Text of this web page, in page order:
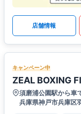
店舗情報
キャンペーン中
ZEAL BOXING
須磨浦公園駅から車
兵庫県神戸市兵庫区